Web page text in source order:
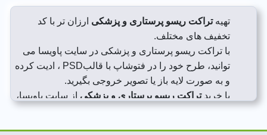
تهیهتراکت ریسو پرستاری و پزشکی ارزان تر با کد
تخفیف های مختلف.
با تراکت ریسو پرستاری و پزشکی در سایت پاویسا می
توانید، طرح خود را در فتوشاپ با قالبPSD ، ادیت کرده
و به صورت لایه باز یا تصویر خروجی بگیرید.
با خریدتراکت ریسو پرستاری و پزشکی از سایت پاویسا،